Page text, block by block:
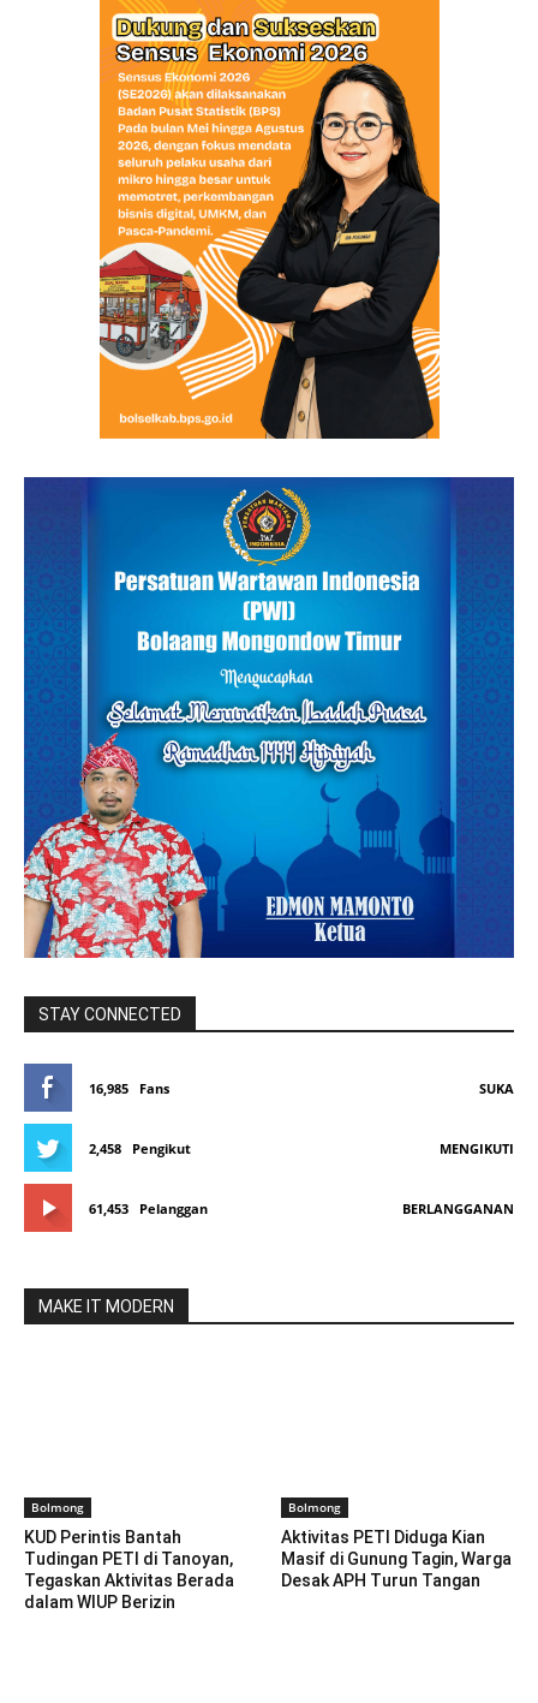
STAY CONNECTED
16,985 Fans SUKA
2,458 Pengikut MENGIKUTI
61,453 Pelanggan BERLANGGANAN
MAKE IT MODERN
Bolmong
KUD Perintis Bantah
Tudingan PETI di Tanoyan,
Tegaskan Aktivitas Berada
dalam WIUP Berizin
Bolmong
Aktivitas PETI Diduga Kian
Masif di Gunung Tagin, Warga
Desak APH Turun Tangan